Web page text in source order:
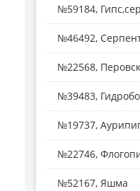
№59184,
№46492,
№22568,
№39483,
№19737,
№22746,
№52167, Яшма